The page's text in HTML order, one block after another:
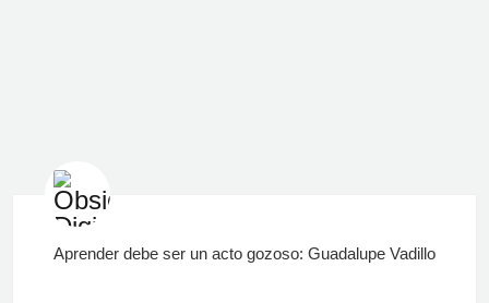
Aprender debe ser un acto gozoso: Guadalupe Vadillo